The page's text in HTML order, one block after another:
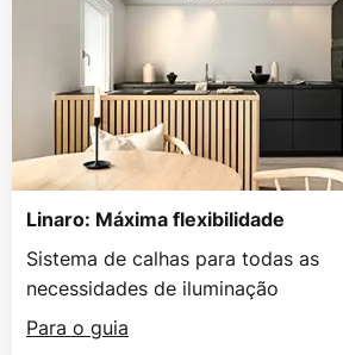
Linaro: Máxima flexibilidade
Sistema de calhas para todas as
necessidades de iluminação
Para o guia